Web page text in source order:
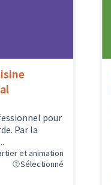
pour
Par la
et animation
Sélectionné